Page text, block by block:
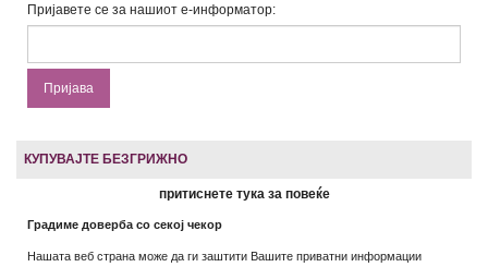
Пријавете се за нашиот е-информатор:
КУПУВАЈТЕ БЕЗГРИЖНО
притиснете тука за повеќе
Градиме доверба со секој чекор
Нашата веб страна може да ги заштити Вашите приватни информации